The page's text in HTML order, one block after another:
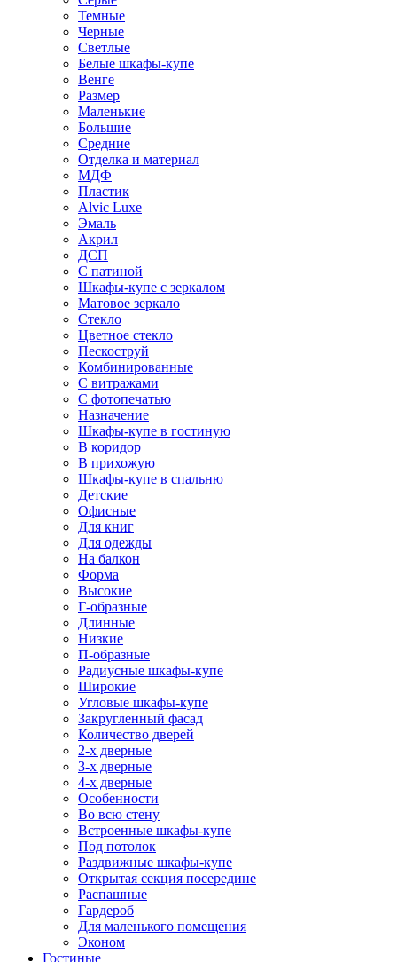
Темные
Черные
Светлые
Белые шкафы-купе
Венге
Размер
Маленькие
Большие
Средние
Отделка и материал
МДФ
Пластик
Alvic Luxe
Эмаль
Акрил
ДСП
С патиной
Шкафы-купе с зеркалом
Матовое зеркало
Стекло
Цветное стекло
Пескоструй
Комбинированные
С витражами
С фотопечатью
Назначение
Шкафы-купе в гостиную
В коридор
В прихожую
Шкафы-купе в спальню
Детские
Офисные
Для книг
Для одежды
На балкон
Форма
Высокие
Г-образные
Длинные
Низкие
П-образные
Радиусные шкафы-купе
Широкие
Угловые шкафы-купе
Закругленный фасад
Количество дверей
2-х дверные
3-х дверные
4-х дверные
Особенности
Во всю стену
Встроенные шкафы-купе
Под потолок
Раздвижные шкафы-купе
Открытая секция посередине
Распашные
Гардероб
Для маленького помещения
Эконом
Гостиные